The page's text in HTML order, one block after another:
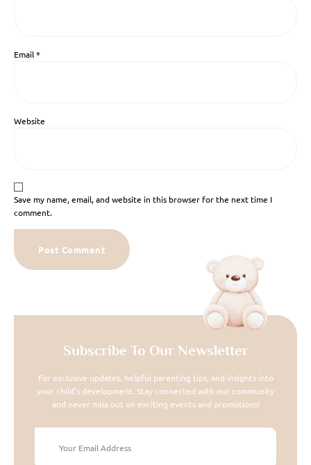
Email*
Website
Save my name, email, and website in this browser for the next time I
comment.
Subscribe To Our Newsletter
For exclusive updates, helpful parenting tips, and insights into
your child's development. Stay connected with our community
and never miss out on exciting events and promotions!